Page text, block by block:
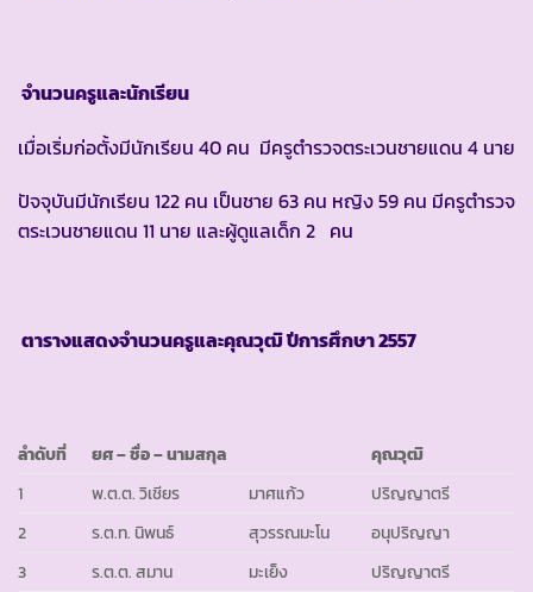
จำนวนครูและนักเรียน
เมื่อเริ่มก่อตั้งมีนักเรียน 40 คน มีครูตำรวจตระเวนชายแดน 4 นาย
ปัจจุบันมีนักเรียน 122 คน เป็นชาย 63 คน หญิง 59 คน มีครูตำรวจ
ตระเวนชายแดน 11 นาย และผู้ดูแลเด็ก 2 คน
ตารางแสดงจำนวนครูและคุณวุฒิ ปีการศึกษา2557
ลำดับที่ ยศ– ชื่อ – นามสกุล
คุณวุฒิ
1
พ.ต.ต. วิเชียร มาศแก้ว
ปริญญาตรี
2
ร.ต.ท. นิพนธ์ สุวรรณมะโน
อนุปริญญา
3
ร.ต.ต. สมาน มะเย็ง ปริญญาตรี